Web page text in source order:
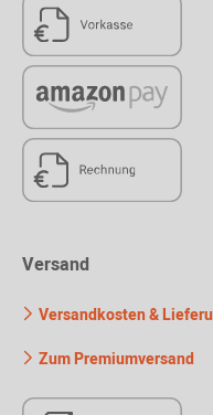
Versand
Versandkosten &
Zum Premiumversand